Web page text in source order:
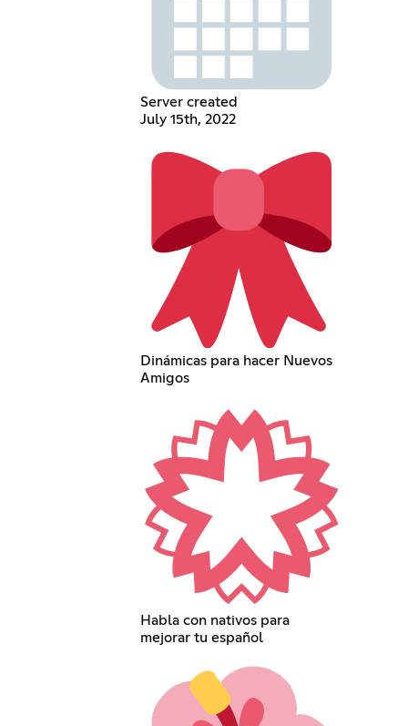
Server created
July 15th, 2022
Dinámicas para hacer Nuevos
Amigos
Habla con nativos para
mejorar tu español